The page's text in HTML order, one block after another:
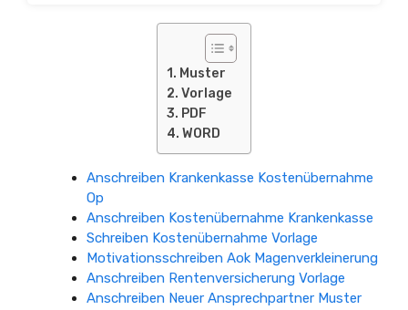
Muster
Vorlage
PDF
WORD
Anschreiben Krankenkasse Kostenübernahme
Op
Anschreiben Kostenübernahme Krankenkasse
Schreiben Kostenübernahme Vorlage
Motivationsschreiben Aok Magenverkleinerung
Anschreiben Rentenversicherung Vorlage
Anschreiben Neuer Ansprechpartner Muster